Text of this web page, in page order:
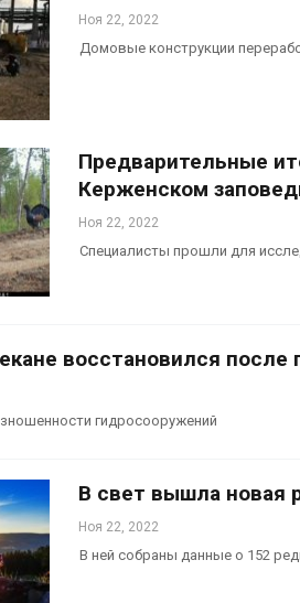
Ноя 22, 2022
Домовые конструкции
Предварительные
Керженском
Ноя 22, 2022
Специалисты прошли для
восстановился
гидросооружений
В свет вышла новая
Ноя 22, 2022
В ней собраны данные о 152